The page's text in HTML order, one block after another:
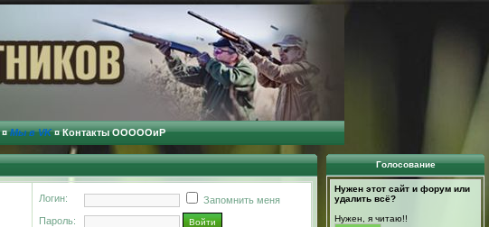
¤ Мы в VK ¤ Контакты ОООООиР
Логин:
Запомнить меня
Пароль:
Голосование
Нужен этот сайт и форум или
удалить всё?
Нужен, я читаю!!